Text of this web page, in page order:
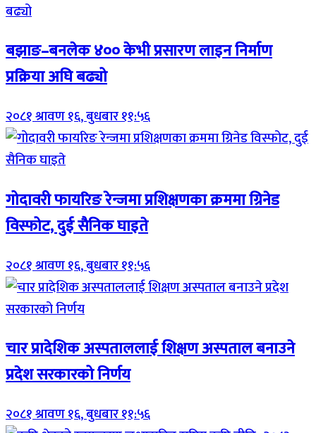
बझाङ–बनलेक ४०० केभी प्रसारण लाइन निर्माण
प्रक्रिया अघि बढ्यो
२०८१ श्रावण १६, बुधबार ११:५६
गोदावरी फायरिङ रेन्जमा प्रशिक्षणका क्रममा ग्रिनेड
विस्फोट, दुई सैनिक घाइते
२०८१ श्रावण १६, बुधबार ११:५६
चार प्रादेशिक अस्पताललाई शिक्षण अस्पताल बनाउने
प्रदेश सरकारको निर्णय
२०८१ श्रावण १६, बुधबार ११:५६